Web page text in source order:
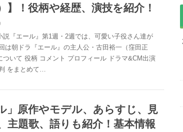
】！役柄や経歴、演技を紹介！
説『エール』第1週・2週では、可愛い子役さん達が
は朝ドラ『エール』の主人公・古田裕一（窪田正
ついて 役柄 コメント プロフィール ドラマ&CM出演
をまとめて…
」原作やモデル、あらすじ、見
主題歌、語りも紹介！基本情報